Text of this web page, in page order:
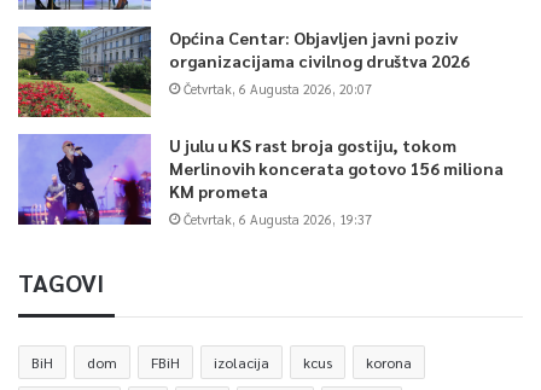
Općina Centar: Objavljen javni poziv
organizacijama civilnog društva 2026
Četvrtak, 6 Augusta 2026, 20:07
U julu u KS rast broja gostiju, tokom
Merlinovih koncerata gotovo 156 miliona
KM prometa
Četvrtak, 6 Augusta 2026, 19:37
TAGOVI
BiH dom FBiH izolacija kcus korona